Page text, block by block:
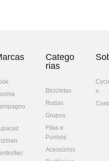
Catego
rias
Bicicletas
Rodas
Grupos
Fitas e
Punhos
Acessórios
n